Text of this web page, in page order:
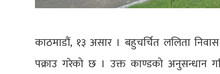
काठमाडौं, १३ असार । बहुचर्चित ललिता
पक्राउ गरेको छ । उक्त काण्डको अनुसन्धान